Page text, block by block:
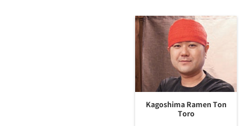
Kagoshima Ramen Ton
Toro